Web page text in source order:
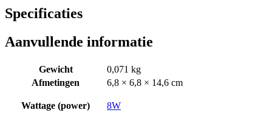
Specificaties
Aanvullende informatie
Gewicht
0,071 kg
Afmetingen
6,8 × 6,8 × 14,6 cm
Wattage (power) 8W